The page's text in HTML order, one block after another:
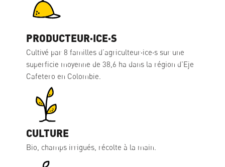
PRODUCTEUR·ICE·S
Cultivé par 8 familles d’agriculteur·ice·s sur une
superficie moyenne de 38,6 ha dans la région d'Eje
Cafetero en Colombie.
CULTURE
Bio, champs irrigués, récolte à la main.